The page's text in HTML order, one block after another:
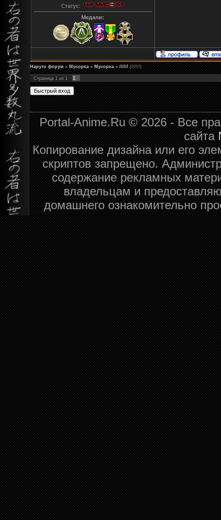
Статус:
Медали:
Наруто форум » Мусорка » Мусорка » ////// (//////)
Страница 1 из 1 1
Portal-Anime.Ru © 2026 - Все
сайта
Копирование дизайна или его
скриптов запрещено.
содержание рекламных
владельцам и
домашнего ознакомительно